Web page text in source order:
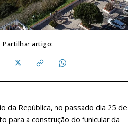
Partilhar artigo:
da República, no passado dia 25 de
para a construção do funicular da